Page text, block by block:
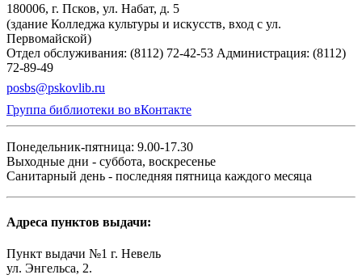
180006, г. Псков, ул. Набат, д. 5
(здание Колледжа культуры и искусств, вход с ул.
Первомайской)
Отдел обслуживания: (8112) 72-42-53 Администрация: (8112)
72-89-49
posbs@pskovlib.ru
Группа библиотеки во вКонтакте
Понедельник-пятница: 9.00-17.30
Выходные дни - суббота, воскресенье
Санитарный день - последняя пятница каждого месяца
Адреса пунктов выдачи:
Пункт выдачи №1 г. Невель
ул. Энгельса, 2.